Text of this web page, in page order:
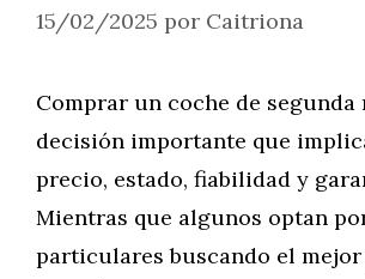
15/02/2025 por Caitriona
Comprar un coche de segunda
decisión importante que
precio, estado, fiabilidad y
Mientras que algunos optan
particulares buscando el